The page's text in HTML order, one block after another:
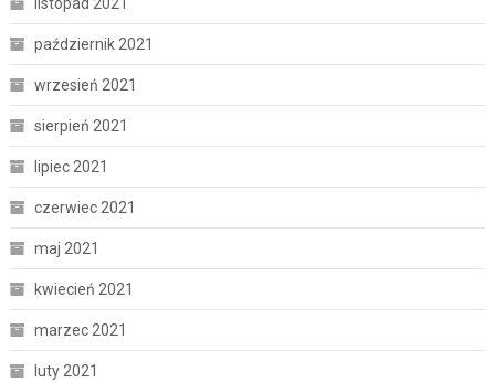
październik 2021
wrzesień 2021
sierpień 2021
lipiec 2021
czerwiec 2021
maj 2021
kwiecień 2021
marzec 2021
luty 2021